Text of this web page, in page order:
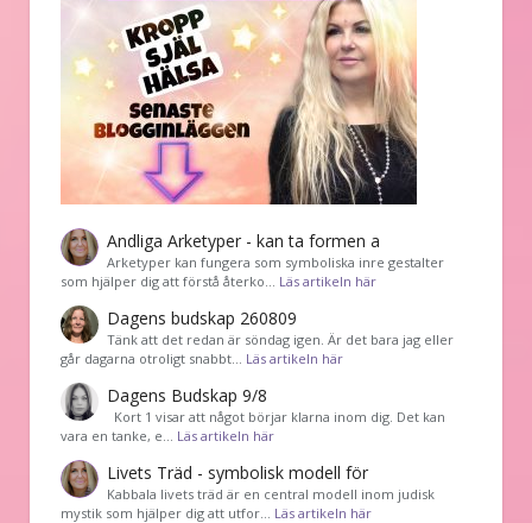
Andliga Arketyper - kan ta formen a
Arketyper kan fungera som symboliska inre gestalter
som hjälper dig att förstå återko… Läs artikeln här
Dagens budskap 260809
Tänk att det redan är söndag igen. Är det bara jag eller
går dagarna otroligt snabbt… Läs artikeln här
Dagens Budskap 9/8
Kort 1 visar att något börjar klarna inom dig. Det kan
vara en tanke, e… Läs artikeln här
Livets Träd - symbolisk modell för
Kabbala livets träd är en central modell inom judisk
mystik som hjälper dig att utfor… Läs artikeln här